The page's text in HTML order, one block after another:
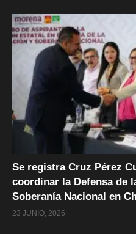
Se registra Cruz Pérez
coordinar la Defensa de
Soberanía Nacional en
23 JUNIO, 2026